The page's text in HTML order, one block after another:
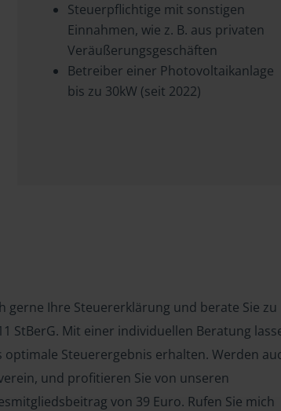
Steuerpflichtige mit sonstigen
Einnahmen, wie z. B. aus privaten
Veräußerungsgeschäften
Betreiber einer Photovoltaikanlage
bis zu 30kW (seit 2022)
Ihre Steuererklärung und berate Sie zu
StBerG. Mit einer individuellen Beratung
Steuerergebnis erhalten. Werden
und profitieren Sie von unseren
von 39 Euro. Rufen Sie mich